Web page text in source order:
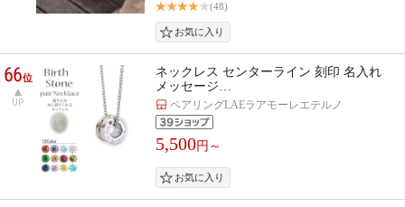
(48)
66位
UP
ネックレス センターライン 刻印 名入れ
メッセージ…
ペアリングLAEラアモーレエテルノ
5,500円～